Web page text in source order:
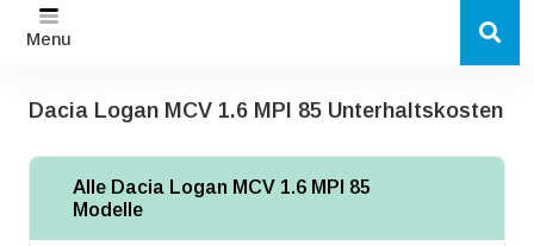
Menu
Dacia Logan MCV 1.6 MPI 85 Unterhaltskosten
Alle Dacia Logan MCV 1.6 MPI 85
Modelle